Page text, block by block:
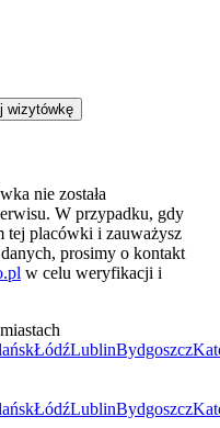
wizytówkę
nie została
W przypadku, gdy
tej placówki i zauważysz
prosimy o kontakt
w celu weryfikacji i
ŁódźLublinBydgoszcz
ŁódźLublinBydgoszcz